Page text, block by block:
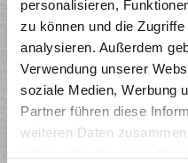
personalisieren,
zu können und die
analysieren. Außerdem
Verwendung unserer
soziale Medien, Werbung
Partner führen diese
weiteren Daten
Gelber